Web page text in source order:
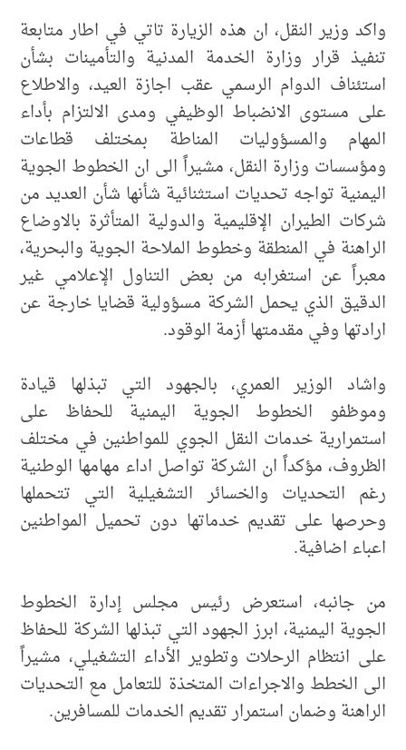
واكد وزير النقل، ان هذه الزيارة تاتي في اطار متابعة
تنفيذ قرار وزارة الخدمة المدنية والتأمينات بشأن
استئناف الدوام الرسمي عقب اجازة العيد، والاطلاع
على مستوى الانضباط الوظيفي ومدى الالتزام بأداء
المهام والمسؤوليات المناطة بمختلف قطاعات
ومؤسسات وزارة النقل، مشيراً الى ان الخطوط الجوية
اليمنية تواجه تحديات استثنائية شأنها شأن العديد من
شركات الطيران الإقليمية والدولية المتأثرة بالاوضاع
الراهنة في المنطقة وخطوط الملاحة الجوية والبحرية،
معبراً عن استغرابه من بعض التناول الإعلامي غير
الدقيق الذي يحمل الشركة مسؤولية قضايا خارجة عن
ارادتها وفي مقدمتها أزمة الوقود.
واشاد الوزير العمري، بالجهود التي تبذلها قيادة
وموظفو الخطوط الجوية اليمنية للحفاظ على
استمرارية خدمات النقل الجوي للمواطنين في مختلف
الظروف، مؤكداً ان الشركة تواصل اداء مهامها الوطنية
رغم التحديات والخسائر التشغيلية التي تتحملها
وحرصها على تقديم خدماتها دون تحميل المواطنين
اعباء اضافية.
من جانبه، استعرض رئيس مجلس إدارة الخطوط
الجوية اليمنية، ابرز الجهود التي تبذلها الشركة للحفاظ
على انتظام الرحلات وتطوير الأداء التشغيلي، مشيراً
الى الخطط والاجراءات المتخذة للتعامل مع التحديات
الراهنة وضمان استمرار تقديم الخدمات للمسافرين.